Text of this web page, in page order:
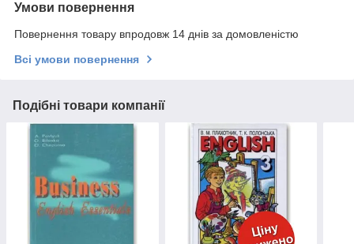
Умови повернення
Повернення товару впродовж 14 днів за домовленістю
Всі умови повернення
Подібні товари компанії